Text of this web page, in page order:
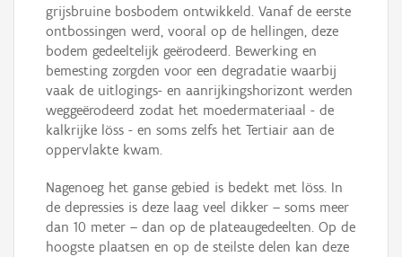
grijsbruine bosbodem ontwikkeld. Vanaf de eerste
ontbossingen werd, vooral op de hellingen, deze
bodem gedeeltelijk geërodeerd. Bewerking en
bemesting zorgden voor een degradatie waarbij
vaak de uitlogings- en aanrijkingshorizont werden
weggeërodeerd zodat het moedermateriaal - de
kalkrijke löss - en soms zelfs het Tertiair aan de
oppervlakte kwam.
Nagenoeg het ganse gebied is bedekt met löss. In
de depressies is deze laag veel dikker – soms meer
dan 10 meter – dan op de plateaugedeelten. Op de
hoogste plaatsen en op de steilste delen kan deze